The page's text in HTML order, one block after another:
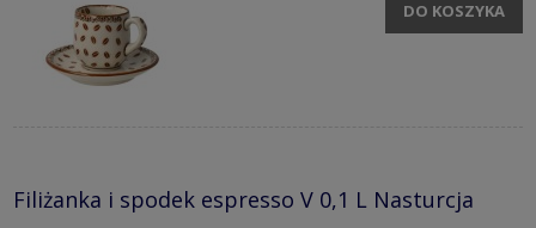
DO KOSZYKA
Filiżanka i spodek espresso V 0,1 L Nasturcja